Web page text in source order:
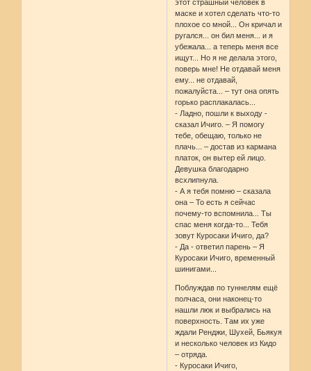
этот страшный человек в
маске и хотел сделать что-то
плохое со мной... Он кричал и
ругался... он бил меня... и я
убежала... а теперь меня все
ищут... Но я не делала этого,
поверь мне! Не отдавай меня
ему... не отдавай,
пожалуйста... – тут она опять
горько расплакалась...
- Ладно, пошли к выходу -
сказал Ичиго. – Я помогу
тебе, обещаю, только не
плачь... – достав из кармана
платок, он вытер ей лицо.
Девушка благодарно
всхлипнула.
- А я тебя помню – сказала
она – То есть я сейчас
почему-то вспомнила... Ты
спас меня когда-то... Тебя
зовут Куросаки Ичиго, да?
- Да - ответил парень – Я
Куросаки Ичиго, временный
шинигами...
Поблуждав по туннелям ещё
полчаса, они наконец-то
нашли люк и выбрались на
поверхность. Там их уже
ждали Ренджи, Шухей, Бьякуя
и несколько человек из Кидо
– отряда.
- Куросаки Ичиго,